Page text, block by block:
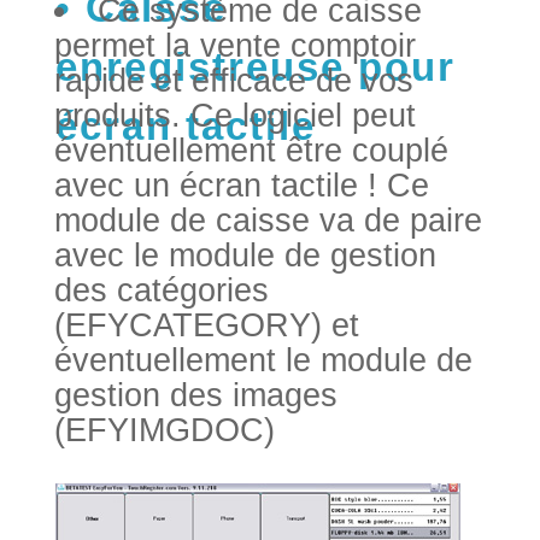
enregistreuse pour
écran tactile
Ce système de caisse
permet la vente comptoir
rapide et efficace de vos
produits. Ce logiciel peut
éventuellement être couplé
avec un écran tactile ! Ce
module de caisse va de paire
avec le module de gestion
des catégories
(EFYCATEGORY) et
éventuellement le module de
gestion des images
(EFYIMGDOC)